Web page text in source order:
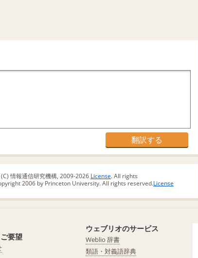
情報通信研究機構, 2009-2026 License. All rights
2006 by Princeton University. All rights reserved.License
要望
ウェブリオのサービス
Weblio 辞書
類語・対義語辞典